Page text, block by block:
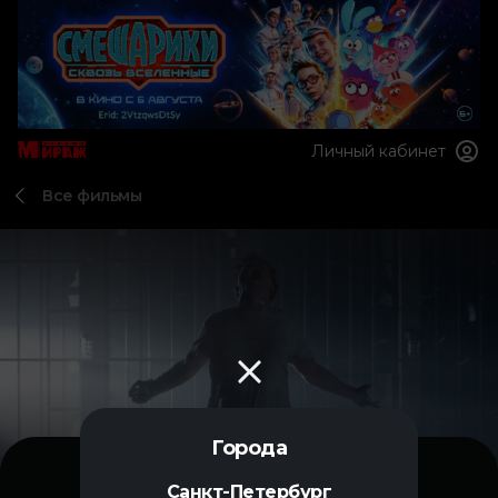
Города
Санкт-Петербург
Личный кабинет
Все фильмы